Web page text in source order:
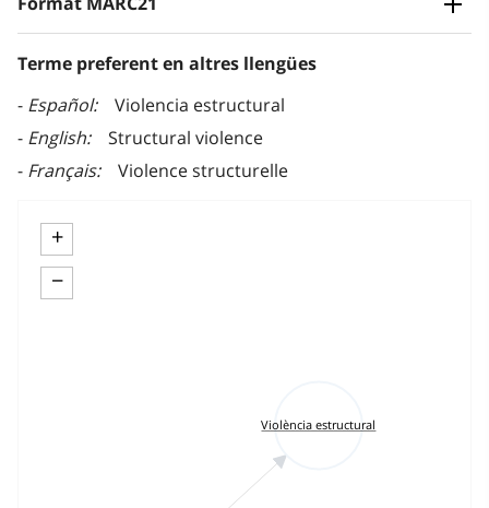
Terme preferent en altres llengües
Español
Violencia estructural
English
Structural violence
Français
Violence structurelle
+
−
Violència estructural